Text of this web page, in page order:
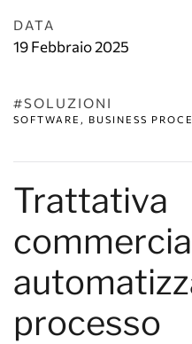
DATA
19 Febbraio 2025
#SOLUZIONI
SOFTWARE, BUSINESS
Trattativa
processo